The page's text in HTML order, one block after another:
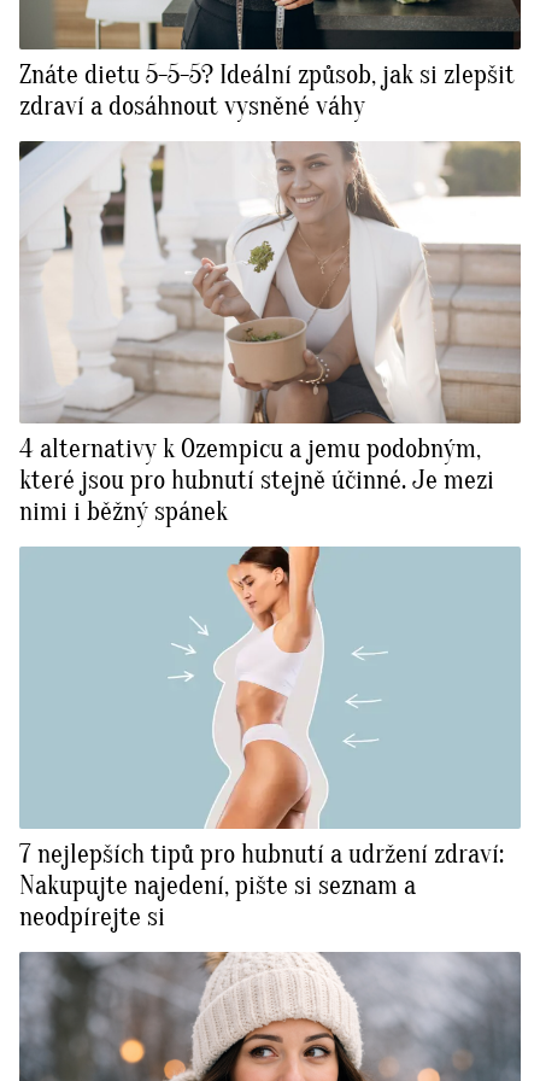
Znáte dietu 5-5-5? Ideální způsob, jak si zlepšit
zdraví a dosáhnout vysněné váhy
4 alternativy k Ozempicu a jemu podobným,
které jsou pro hubnutí stejně účinné. Je mezi
nimi i běžný spánek
7 nejlepších tipů pro hubnutí a udržení zdraví:
Nakupujte najedení, pište si seznam a
neodpírejte si